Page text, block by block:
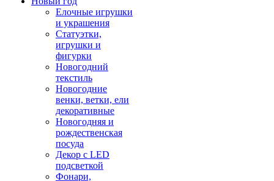
Елочные игрушки
и украшения
Статуэтки,
игрушки и
фигурки
Новогодний
текстиль
Новогодние
венки, ветки, ели
декоративные
Новогодняя и
рождественская
посуда
Декор с LED
подсветкой
Фонари,